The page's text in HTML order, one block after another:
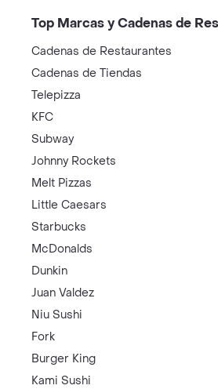
Top Marcas y Cadenas de
Cadenas de Restaurantes
Cadenas de Tiendas
Telepizza
KFC
Subway
Johnny Rockets
Melt Pizzas
Little Caesars
Starbucks
McDonalds
Dunkin
Juan Valdez
Niu Sushi
Fork
Burger King
Kami Sushi